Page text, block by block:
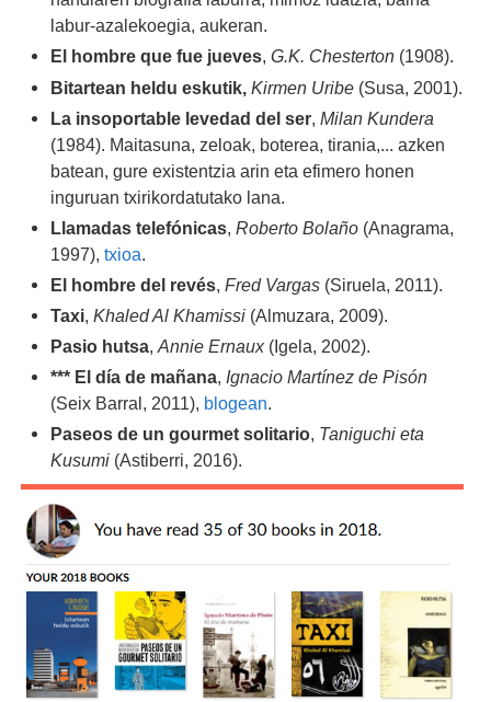
labur-azalekoegia, aukeran.
El hombre que fue jueves, G.K. Chesterton(1908).
Bitartean heldu eskutik, Kirmen Uribe(Susa, 2001).
La insoportable levedad del ser, Milan Kundera
(1984). Maitasuna, zeloak, boterea, tirania,... azken
batean, gure existentzia arin eta efimero honen
inguruan txirikordatutako lana.
Llamadas telefónicas, Roberto Bolaño(Anagrama,
1997), txioa
El hombre del revés, Fred Vargas(Siruela, 2011).
Taxi, Khaled Al Khamissi(Almuzara, 2009).
Pasio hutsa, Annie Ernaux(Igela, 2002).
*** El día de mañana, Ignacio Martínez de Pisón
(Seix Barral, 2011), blogean.
Paseos de un gourmet solitario, Taniguchi eta
Kusumi(Astiberri, 2016).